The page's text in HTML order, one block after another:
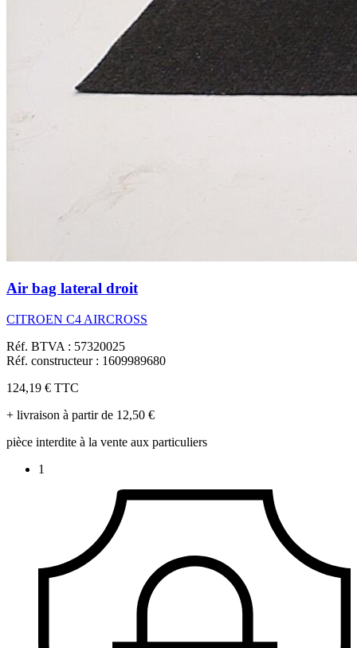
Air bag lateral droit
CITROEN C4 AIRCROSS
Réf. BTVA : 57320025
Réf. constructeur : 1609989680
124,19 € TTC
+ livraison à partir de 12,50 €
pièce interdite à la vente aux particuliers
1